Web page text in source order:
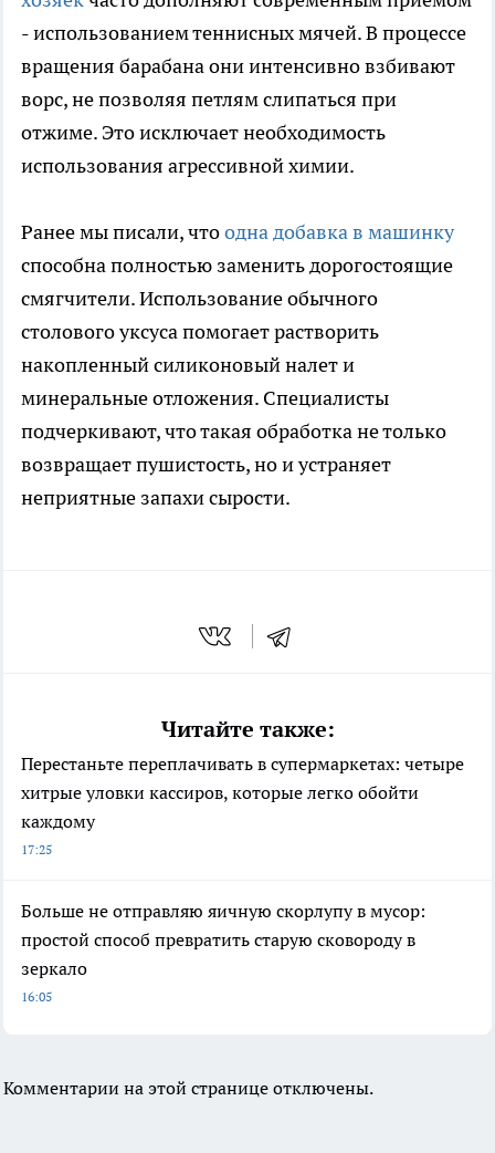
- использованием теннисных мячей. В процессе
вращения барабана они интенсивно взбивают
ворс, не позволяя петлям слипаться при
отжиме. Это исключает необходимость
использования агрессивной химии.
Ранее мы писали, чтоодна добавка в машинку
способна полностью заменить дорогостоящие
смягчители. Использование обычного
столового уксуса помогает растворить
накопленный силиконовый налет и
минеральные отложения. Специалисты
подчеркивают, что такая обработка не только
возвращает пушистость, но и устраняет
неприятные запахи сырости.
Читайте также:
Перестаньте переплачивать в супермаркетах: четыре
хитрые уловки кассиров, которые легко обойти
каждому
17:25
Больше не отправляю яичную скорлупу в мусор:
простой способ превратить старую сковороду в
зеркало
16:05
Комментарии на этой странице отключены.